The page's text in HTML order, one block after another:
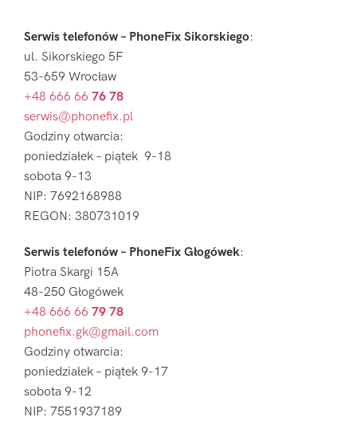
Serwis telefonów – PhoneFix Sikorskiego:
ul. Sikorskiego 5F
53-659 Wrocław
+48 666 66 76 78
serwis@phonefix.pl
Godziny otwarcia:
poniedziałek – piątek 9-18
sobota 9-13
NIP: 7692168988
REGON: 380731019
Serwis telefonów – PhoneFix Głogówek:
Piotra Skargi 15A
48-250 Głogówek
+48 666 66 79 78
phonefix.gk@gmail.com
Godziny otwarcia:
poniedziałek – piątek 9-17
sobota 9-12
NIP: 7551937189